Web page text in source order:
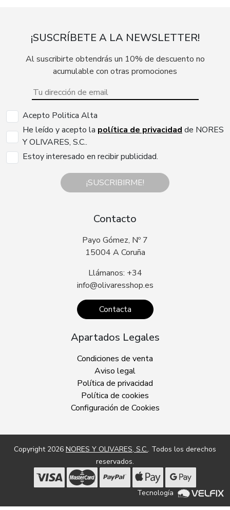
¡SUSCRÍBETE A LA NEWSLETTER!
Al suscribirte obtendrás un 10% de descuento no
acumulable con otras promociones
Acepto Politica Alta
He leído y acepto la política de privacidad de NORES
Y OLIVARES, S.C..
Estoy interesado en recibir publicidad.
¡SUSCRIBIRME!
Contacto
Payo Gómez, Nº 7
15004 A Coruña
Llámanos: +34
info@olivaresshop.es
Contacta
Apartados Legales
Condiciones de venta
Aviso legal
Política de privacidad
Política de cookies
Configuración de Cookies
Copyright 2026 NORES Y OLIVARES, S.C.. Todos los derechos
reservados.
Tecnología